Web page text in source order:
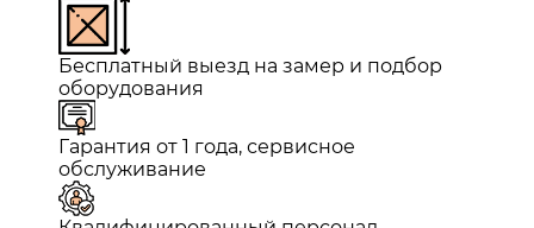
Бесплатный выезд на замер и подбор
оборудования
Гарантия от 1 года, сервисное
обслуживание